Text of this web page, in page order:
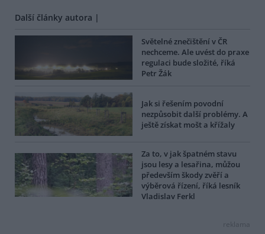
Další články autora |
Světelné znečištění v ČR
nechceme. Ale uvést do praxe
regulaci bude složité, říká
Petr Žák
Jak si řešením povodní
nezpůsobit další problémy. A
ještě získat mošt a křížaly
Za to, v jak špatném stavu
jsou lesy a lesařina, můžou
především škody zvěří a
výběrová řízení, říká lesník
Vladislav Ferkl
reklama